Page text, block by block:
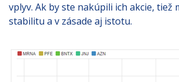
vplyv. Ak by ste nakúpili ich akcie, tiež
stabilitu a v zásade aj istotu.